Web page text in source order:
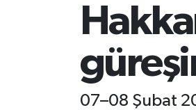
07–08 Şubat
Gündem
Tüm Manşetler
Son Dakika Haberleri
Haber Arşivi